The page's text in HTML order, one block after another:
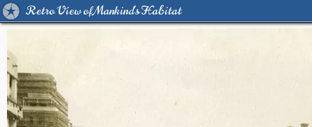
Retro View of Mankind's Habitat